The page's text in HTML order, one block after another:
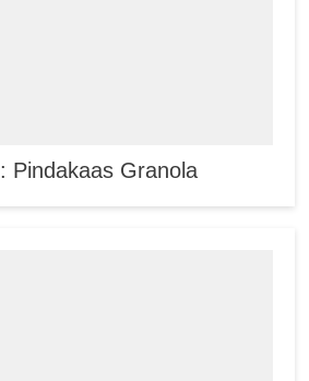
Pindakaas Granola